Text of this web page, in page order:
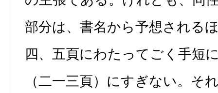
部分は、書名から予想される
四、五頁にわたってごく手短
（二一三頁）にすぎない。そ